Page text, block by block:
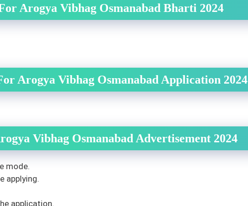
Arogya Vibhag Osmanabad Bharti 2024
Arogya Vibhag Osmanabad Application 2024
Vibhag Osmanabad Advertisement 2024
mode.
applying.
application.